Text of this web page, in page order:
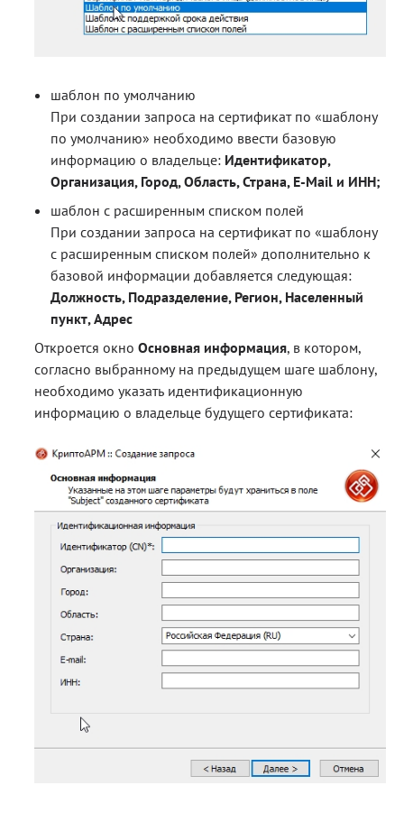
шаблон по умолчанию
При создании запроса на сертификат по «шаблону
по умолчанию» необходимо ввести базовую
информацию о владельце: Идентификатор,
Организация, Город, Область, Страна, E-Mail и ИНН;
шаблон с расширенным списком полей
При создании запроса на сертификат по «шаблону
с расширенным списком полей» дополнительно к
базовой информации добавляется следующая:
Должность, Подразделение, Регион, Населенный
пункт, Адрес
Откроется окно Основная информация, в котором,
согласно выбранному на предыдущем шаге шаблону,
необходимо указать идентификационную
информацию о владельце будущего сертификата: